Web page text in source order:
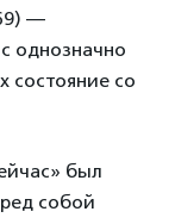
—
однозначно
состояние со
был
собой